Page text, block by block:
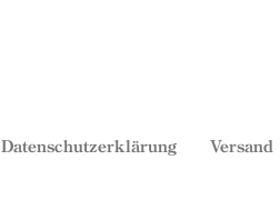
Datenschutzerklärung Versand